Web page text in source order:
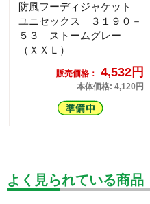
防風フーディジャケット
ユニセックス ３１９０－
５３ ストームグレー
（ＸＸＬ）
販売価格： 4,532円
本体価格: 4,120円
よく見られている商品